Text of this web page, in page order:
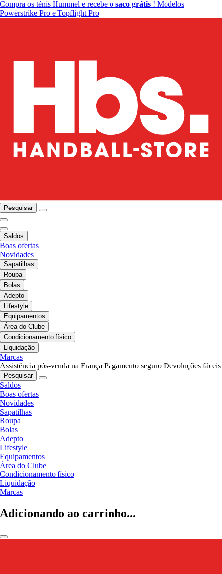
Compra os ténis Hummel e recebe o saco grátis ! Modelos
Powerstrike Pro e Topflight Pro
Pesquisar
Saldos
Boas ofertas
Novidades
Sapatilhas
Roupa
Bolas
Adepto
Lifestyle
Equipamentos
Área do Clube
Condicionamento físico
Liquidação
Marcas
Assistência pós-venda na França Pagamento seguro Devoluções fáceis
Pesquisar
Saldos
Boas ofertas
Novidades
Sapatilhas
Roupa
Bolas
Adepto
Lifestyle
Equipamentos
Área do Clube
Condicionamento físico
Liquidação
Marcas
Adicionando ao carrinho...